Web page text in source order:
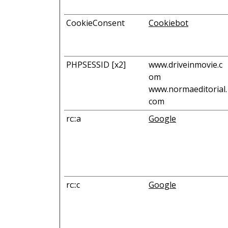
CookieConsent Cookiebot
PHPSESSID [x2]
www.driveinmovie.c
om
www.normaeditorial.
com
rc::a
Google
rc::c Google